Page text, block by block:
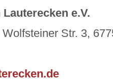
e.V.
Str. 3,